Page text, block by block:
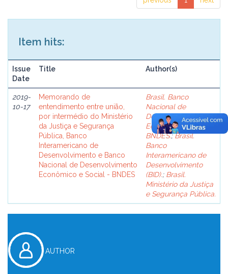
Item hits:
Issue
Date
Title Author(s)
2019-
10-17
Memorando de
entendimento entre união,
por intermédio do Ministério
da Justiça e Segurança
Pública, Banco
Interamericano de
Desenvolvimento e Banco
Nacional de Desenvolvimento
Econômico e Social - BNDES
Brasil. Banco
Nacional de
Desenvolvimento
Econômico e Social -
BNDES.;Brasil.
Banco
Interamericano de
Desenvolvimento
(BID).; Brasil.
Ministério da Justiça
e Segurança Pública.
AUTHOR